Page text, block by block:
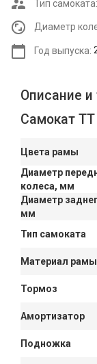
Тип самоката:
Диаметр
Год выпуска:
Описание и
Самокат
Цвета рамы
Диаметр
колеса, мм
Диаметр
мм
Тип самоката
Материал рамы
Тормоз
Амортизатор
Подножка